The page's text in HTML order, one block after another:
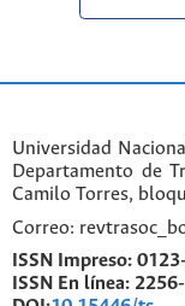
Universidad
Departamento de
Camilo Torres,
Correo:
ISSN Impreso:
ISSN En línea: